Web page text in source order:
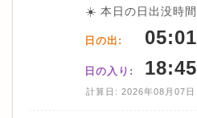
☀️ 本日の日出没時間
日の出: 05:01
日の入り: 18:45
計算日: 2026年08月07日